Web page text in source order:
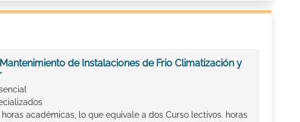
de Instalaciones de Frio Climatización y
horas académicas, lo que equivale a dos Curso lectivos. horas